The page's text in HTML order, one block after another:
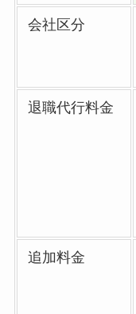
会社区分
退職代行料金
追加料金